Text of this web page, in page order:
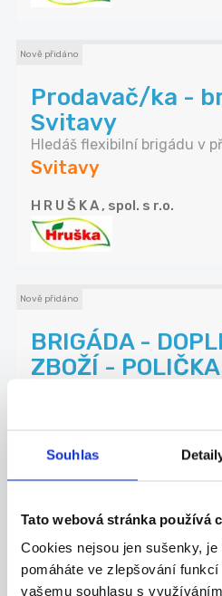
Souhlas
Tato webová stránka používá
Cookies nejsou jen sušenky,
pomáháte ve zlepšování
vašemu souhlasu s
Nově přidáno
Prodavač/ka -
Svitavy
Hledáš flexibilní brigádu v
Svitavy
H R U Š K A , spol. s r.o.
Nově přidáno
BRIGÁDA -
ZBOŽÍ - POLIČKA
💥Hledáme šikovné a
Nově přidáno
Přijmeme